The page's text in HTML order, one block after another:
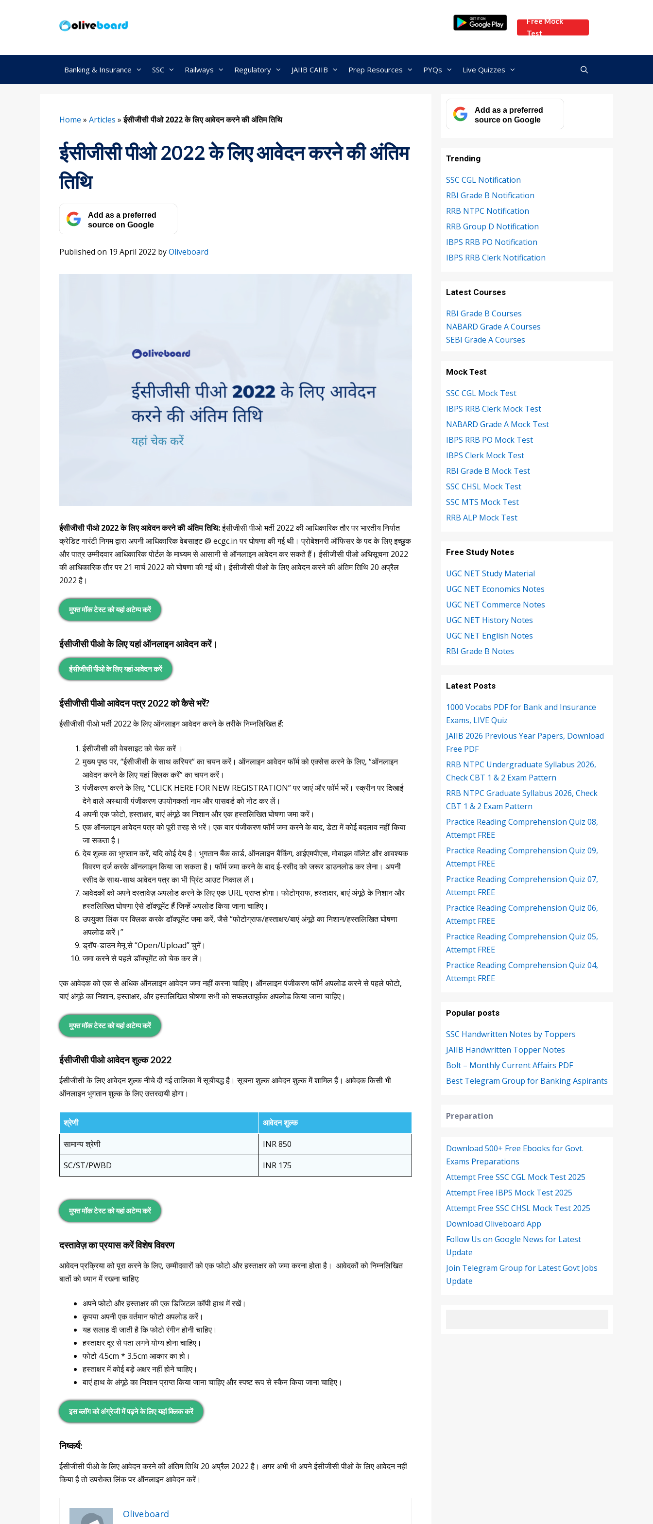
Free Mock
Test
Banking & Insurance SSC Railways Regulatory JAIIB CAIIB Prep Resources PYQs Live Quizzes
Home » Articles »ईसीजीसी पीओ 2022 के लिए आवेदन करने की अंतिम तिथि
ईसीजीसी पीओ 2022 के लिए आवेदन करने की अंतिम
तिथि
Add as a preferred
source on Google
Published on 19 April 2022 byOliveboard
ईसीजीसी पीओ 2022 के लिए आवेदन करने की अंतिम तिथि:ईसीजीसी पीओ भर्ती 2022 की आधिकारिक तौर पर भारतीय निर्यात
क्रेडिट गारंटी निगम द्वारा अपनी आधिकारिक वेबसाइट @ ecgc.in पर घोषणा की गई थी। प्रोबेशनरी ऑफिसर के पद के लिए इच्छुक
और पात्र उम्मीदवार आधिकारिक पोर्टल के माध्यम से आसानी से ऑनलाइन आवेदन कर सकते हैं। ईसीजीसी पीओ अधिसूचना 2022
की आधिकारिक तौर पर 21 मार्च 2022 को घोषणा की गई थी। ईसीजीसी पीओ के लिए आवेदन करने की अंतिम तिथि 20 अप्रैल
2022 है।
मुफ्त मॉक टेस्ट को यहां अटेम्प करें
ईसीजीसी पीओ के लिए यहां ऑनलाइन आवेदन करें।
ईसीजीसी पीओ के लिए यहां आवेदन करें
ईसीजीसी पीओ आवेदन पत्र 2022 को कैसे भरें?
ईसीजीसी पीओ भर्ती 2022 के लिए ऑनलाइन आवेदन करने के तरीके निम्नलिखित हैं:
ईसीजीसी की वेबसाइट को चेक करें ।
मुख्य पृष्ठ पर, “ईसीजीसी के साथ करियर” का चयन करें। ऑनलाइन आवेदन फॉर्म को एक्सेस करने के लिए, “ऑनलाइन
आवेदन करने के लिए यहां क्लिक करें” का चयन करें।
पंजीकरण करने के लिए, “CLICK HERE FOR NEW REGISTRATION” पर जाएं और फॉर्म भरें। स्क्रीन पर दिखाई
देने वाले अस्थायी पंजीकरण उपयोगकर्ता नाम और पासवर्ड को नोट कर लें।
अपनी एक फोटो, हस्ताक्षर, बाएं अंगूठे का निशान और एक हस्तलिखित घोषणा जमा करें।
एक ऑनलाइन आवेदन पत्र को पूरी तरह से भरें। एक बार पंजीकरण फॉर्म जमा करने के बाद, डेटा में कोई बदलाव नहीं किया
जा सकता है।
देय शुल्क का भुगतान करें, यदि कोई देय है। भुगतान बैंक कार्ड, ऑनलाइन बैंकिंग, आईएमपीएस, मोबाइल वॉलेट और आवश्यक
विवरण दर्ज करके ऑनलाइन किया जा सकता है। फॉर्म जमा करने के बाद ई-रसीद को जरूर डाउनलोड कर लेना। अपनी
रसीद के साथ-साथ आवेदन पत्र का भी प्रिंट आउट निकाल लें।
आवेदकों को अपने दस्तावेज़ अपलोड करने के लिए एक URL प्राप्त होगा। फोटोग्राफ, हस्ताक्षर, बाएं अंगूठे के निशान और
हस्तलिखित घोषणा ऐसे डॉक्यूमेंट हैं जिन्हें अपलोड किया जाना चाहिए।
उपयुक्त लिंक पर क्लिक करके डॉक्यूमेंट जमा करें, जैसे “फोटोग्राफ/हस्ताक्षर/बाएं अंगूठे का निशान/हस्तलिखित घोषणा
अपलोड करें।”
ड्रॉप-डाउन मेनू से “Open/Upload” चुनें।
जमा करने से पहले डॉक्यूमेंट को चेक कर लें।
एक आवेदक को एक से अधिक ऑनलाइन आवेदन जमा नहीं करना चाहिए। ऑनलाइन पंजीकरण फॉर्म अपलोड करने से पहले फोटो,
बाएं अंगूठे का निशान, हस्ताक्षर, और हस्तलिखित घोषणा सभी को सफलतापूर्वक अपलोड किया जाना चाहिए।
मुफ्त मॉक टेस्ट को यहां अटेम्प करें
ईसीजीसी पीओ आवेदन शुल्क 2022
ईसीजीसी के लिए आवेदन शुल्क नीचे दी गई तालिका में सूचीबद्ध है। सूचना शुल्क आवेदन शुल्क में शामिल हैं। आवेदक किसी भी
ऑनलाइन भुगतान शुल्क के लिए उत्तरदायी होगा।
श्रेणी
आवेदन शुल्क
सामान्य श्रेणी
INR 850
SC/ST/PWBD
INR 175
मुफ्त मॉक टेस्ट को यहां अटेम्प करें
दस्तावेज़ का प्रयास करें विशेष विवरण
आवेदन प्रक्रिया को पूरा करने के लिए, उम्मीदवारों को एक फोटो और हस्ताक्षर को जमा करना होता है। आवेदकों को निम्नलिखित
बातों को ध्यान में रखना चाहिए:
अपने फोटो और हस्ताक्षर की एक डिजिटल कॉपी हाथ में रखें।
कृपया अपनी एक वर्तमान फोटो अपलोड करें।
यह सलाह दी जाती है कि फोटो रंगीन होनी चाहिए।
हस्ताक्षर दूर से पता लगने योग्य होना चाहिए।
फोटो 4.5cm * 3.5cm आकार का हो।
हस्ताक्षर में कोई बड़े अक्षर नहीं होने चाहिए।
बाएं हाथ के अंगूठे का निशान प्राप्त किया जाना चाहिए और स्पष्ट रूप से स्कैन किया जाना चाहिए।
इस ब्लॉग को अंग्रेजी में पढ़ने के लिए यहां क्लिक करें
निष्कर्ष:
ईसीजीसी पीओ के लिए आवेदन करने की अंतिम तिथि 20 अप्रैल 2022 है। अगर अभी भी अपने ईसीजीसी पीओ के लिए आवेदन नहीं
किया है तो उपरोक्त लिंक पर ऑनलाइन आवेदन करें।
Oliveboard
Add as a preferred
source on Google
Trending
SSC CGL Notification
RBI Grade B Notification
RRB NTPC Notification
RRB Group D Notification
IBPS RRB PO Notification
IBPS RRB Clerk Notification
Latest Courses
RBI Grade B Courses
NABARD Grade A Courses
SEBI Grade A Courses
Mock Test
SSC CGL Mock Test
IBPS RRB Clerk Mock Test
NABARD Grade A Mock Test
IBPS RRB PO Mock Test
IBPS Clerk Mock Test
RBI Grade B Mock Test
SSC CHSL Mock Test
SSC MTS Mock Test
RRB ALP Mock Test
Free Study Notes
UGC NET Study Material
UGC NET Economics Notes
UGC NET Commerce Notes
UGC NET History Notes
UGC NET English Notes
RBI Grade B Notes
Latest Posts
1000 Vocabs PDF for Bank and Insurance
Exams, LIVE Quiz
JAIIB 2026 Previous Year Papers, Download
Free PDF
RRB NTPC Undergraduate Syllabus 2026,
Check CBT 1 & 2 Exam Pattern
RRB NTPC Graduate Syllabus 2026, Check
CBT 1 & 2 Exam Pattern
Practice Reading Comprehension Quiz 08,
Attempt FREE
Practice Reading Comprehension Quiz 09,
Attempt FREE
Practice Reading Comprehension Quiz 07,
Attempt FREE
Practice Reading Comprehension Quiz 06,
Attempt FREE
Practice Reading Comprehension Quiz 05,
Attempt FREE
Practice Reading Comprehension Quiz 04,
Attempt FREE
Popular posts
SSC Handwritten Notes by Toppers
JAIIB Handwritten Topper Notes
Bolt – Monthly Current Affairs PDF
Best Telegram Group for Banking Aspirants
Preparation
Download 500+ Free Ebooks for Govt.
Exams Preparations
Attempt Free SSC CGL Mock Test 2025
Attempt Free IBPS Mock Test 2025
Attempt Free SSC CHSL Mock Test 2025
Download Oliveboard App
Follow Us on Google News for Latest
Update
Join Telegram Group for Latest Govt Jobs
Update